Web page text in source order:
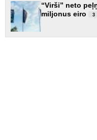
“Virši” neto
miljonus eiro
3